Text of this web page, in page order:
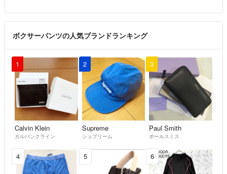
お互いが気持ちよい取り引きが出来るよう心がけます☺︎
よろしくおねがいします。
ボクサーパンツの人気ブランドランキング
1
Calvin Klein
カルバンクライン
2
Supreme
シュプリーム
3
Paul Smith
ポールスミス
4 5 6